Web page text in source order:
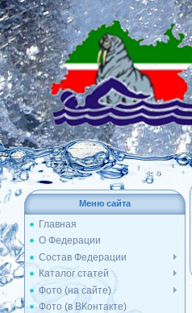
Меню сайта
Главная
О Федерации
Состав Федерации
Каталог статей
Фото (на сайте)
Фото (в ВКонтакте)